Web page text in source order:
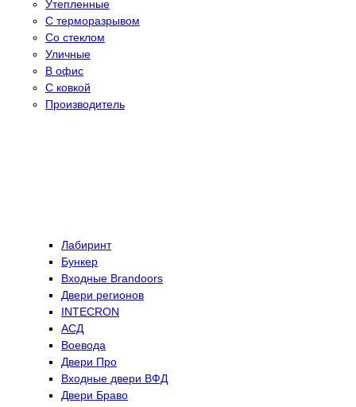
Утепленные
С терморазрывом
Со стеклом
Уличные
В офис
С ковкой
Производитель
Лабиринт
Бункер
Входные Brandoors
Двери регионов
INTECRON
АСД
Воевода
Двери Про
Входные двери ВФД
Двери Браво